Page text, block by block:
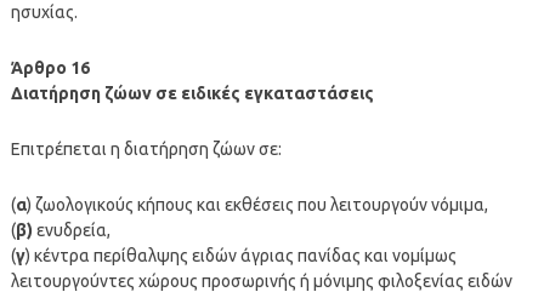
ησυχίας.
Άρθρο 16
Διατήρηση ζώων σε ειδικές εγκαταστάσεις
Επιτρέπεται η διατήρηση ζώων σε:
(α) ζωολογικούς κήπους και εκθέσεις που λειτουργούν νόμιμα,
(β) ενυδρεία,
(γ) κέντρα περίθαλψης ειδών άγριας πανίδας και νομίμως
λειτουργούντες χώρους προσωρινής ή μόνιμης φιλοξενίας ειδών